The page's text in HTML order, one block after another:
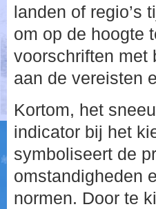
landen of regio’s
om op de hoogte
voorschriften met
aan de vereisten
Kortom, het
indicator bij het
symboliseert de
omstandigheden
normen. Door te